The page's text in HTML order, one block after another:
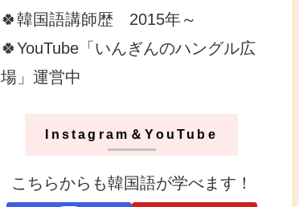
🍀韓国語講師歴 2015年～
🍀YouTube「いんぎんのハングル広
場」運営中
Instagram＆YouTube
こちらからも韓国語が学べます！